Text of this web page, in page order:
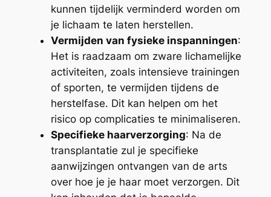
kunnen tijdelijk verminderd worden om
je lichaam te laten herstellen.
Vermijden van fysieke inspanningen:
Het is raadzaam om zware lichamelijke
activiteiten, zoals intensieve trainingen
of sporten, te vermijden tijdens de
herstelfase. Dit kan helpen om het
risico op complicaties te minimaliseren.
Specifieke haarverzorging: Na de
transplantatie zul je specifieke
aanwijzingen ontvangen van de arts
over hoe je je haar moet verzorgen. Dit